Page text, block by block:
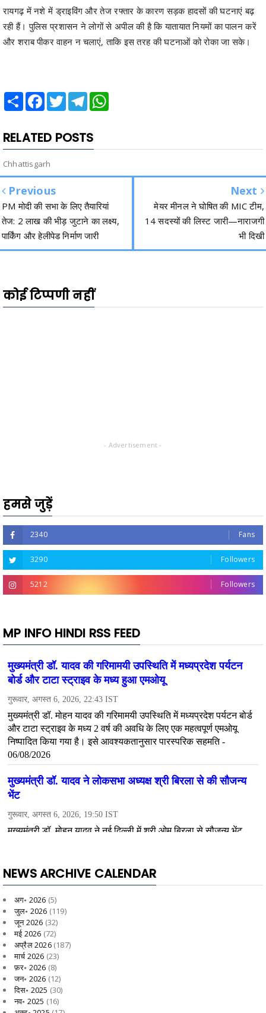
रायगढ़ में नशे में ड्राइविंग और तेज रफ्तार के कारण सड़क हादसों की घटनाएं बढ़
रही हैं। पुलिस प्रशासन ने लोगों से अपील की है कि यातायात नियमों का पालन करें
और शराब पीकर वाहन न चलाएं, ताकि इस तरह की घटनाओं को रोका जा सके।
Share Facebook
TwitterTelegram
RELATED POSTS
Chhattisgarh
Previous
PM मोदी की सभा के लिए तैयारियां
तेज: 2 लाख की भीड़ जुटाने का लक्ष्य,
पार्किंग और हेलीपेड निर्माण जारी
Next
मेयर मीनल ने घोषित की MIC टीम,
14 सदस्यों की लिस्ट जारी—नाराजगी
भी दिखी
कोई टिप्पणी नहीं
- Advertisement -
हमसे जुड़ें
2340 Fans
3290 Followers
5212 Followers
MP INFO HINDI RSS FEED
NEWS ARCHIVE CALENDAR
अग॰ 2026 (5)
जुल॰ 2026 (119)
जून 2026 (32)
मई 2026 (72)
अप्रैल 2026(187)
मार्च 2026 (23)
फ़र॰ 2026 (8)
जन॰ 2026 (12)
दिस॰ 2025 (30)
नव॰ 2025 (16)